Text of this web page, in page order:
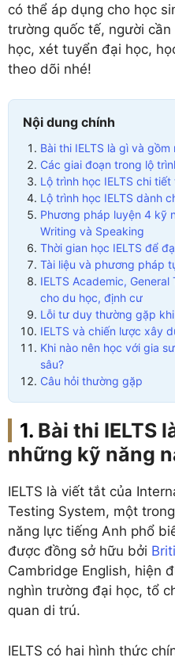
có thể áp dụng cho học
trường quốc tế, người
học, xét tuyển đại học,
theo dõi nhé!
Nội dung chính
Bài thi IELTS là gì và
Các giai đoạn trong lộ
Lộ trình học IELTS chi
Lộ trình học IELTS dành
Phương pháp luyện 4 kỹ
Writing và Speaking
Thời gian học IELTS để
Tài liệu và phương pháp
IELTS Academic,
cho du học, định cư
Lỗi tư duy thường gặp khi
IELTS và chiến lược xây
Khi nào nên học với gia
sâu?
Câu hỏi thường gặp
Bài thi IELTS
những kỹ năng
IELTS là viết tắt của
Testing System, một
năng lực tiếng Anh phổ
được đồng sở hữu bởi
Cambridge English, hiện
nghìn trường đại học, tổ
quan di trú.
IELTS có hai hình thức